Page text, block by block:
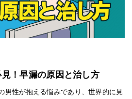
！早漏の原因と治し方
男性が抱える悩みであり、世界的に見